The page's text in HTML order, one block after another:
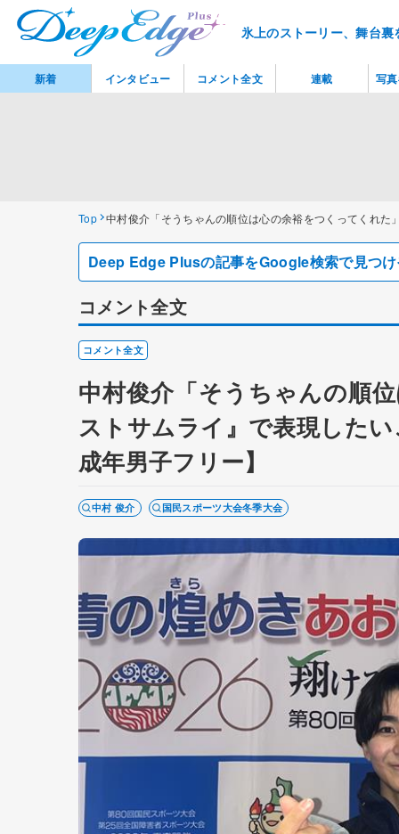
氷上のストーリー、舞台
Top 中村俊介「そうちゃんの順位は心の余裕をつくってくれ
Deep Edge Plusの記事をGoogle検索で見つ
コメント全文
コメント全文
中村俊介「そうちゃんの順
ストサムライ』で表現した
成年男子フリー】
中村 俊介 国民スポーツ大会冬季大会
新着 インタビュー コメント全文 連載 写